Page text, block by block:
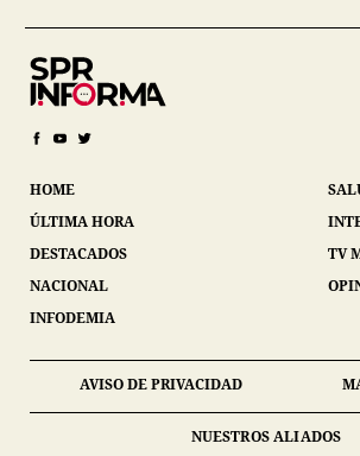
HOME
ÚLTIMA HORA
DESTACADOS
NACIONAL
INFODEMIA
TV
AVISO DE PRIVACIDAD
NUESTROS ALIADOS